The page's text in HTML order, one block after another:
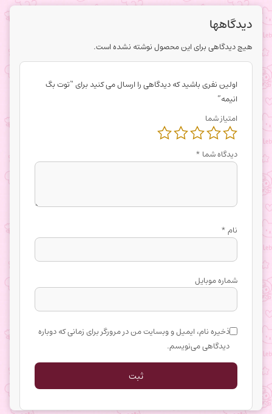
دیدگاهها
هیچ دیدگاهی برای این محصول نوشته نشده است.
اولین نفری باشید که دیدگاهی را ارسال می کنید برای “توت بگ
انیمه”
امتیاز شما
دیدگاه شما *
نام*
شماره موبایل
ذخیره نام، ایمیل و وبسایت من در مرورگر برای زمانی که دوباره
دیدگاهی می‌نویسم.